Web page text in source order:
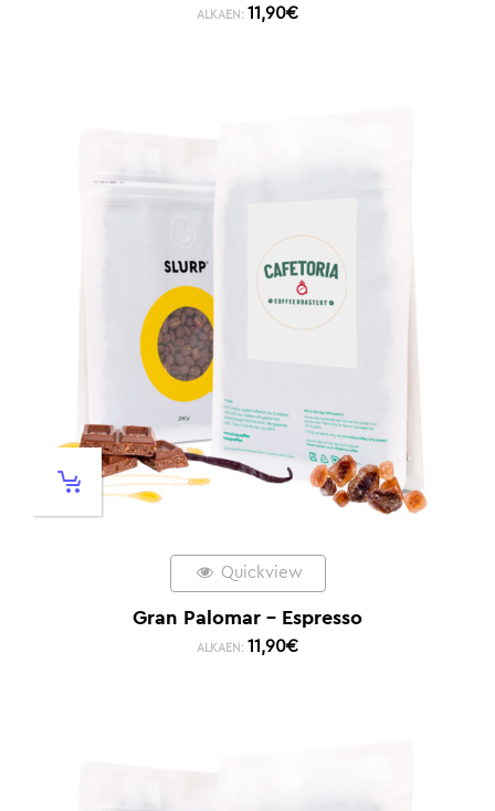
ALKAEN: 11,90€
Quickview
Gran Palomar – Espresso
ALKAEN: 11,90€